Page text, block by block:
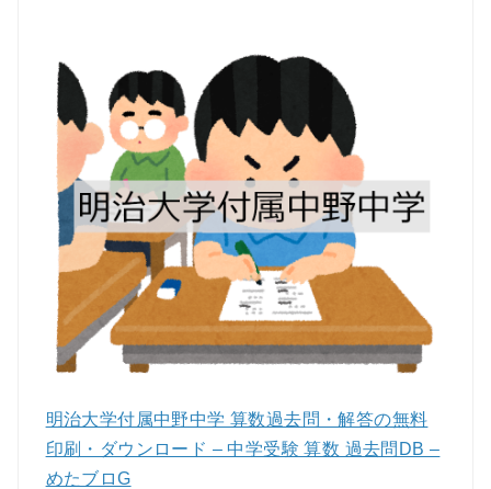
明治大学付属中野中学 算数過去問・解答の無料
印刷・ダウンロード – 中学受験 算数 過去問DB –
めたブロG